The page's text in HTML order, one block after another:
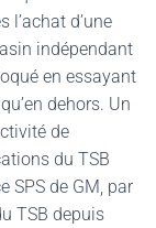
l’achat d’une
indépendant
en essayant
dehors. Un
de
du TSB
SPS de GM, par
TSB depuis